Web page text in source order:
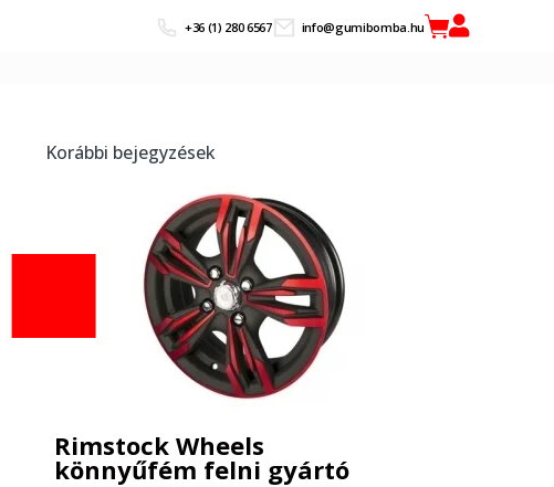
+36 (1) 280 6567 info@gumibomba.hu
Korábbi bejegyzések
Rimstock Wheels
könnyűfém felni gyártó